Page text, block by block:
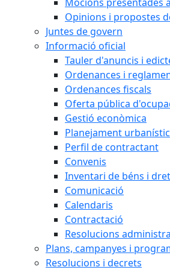
Opinions i propostes
Juntes de govern
Informació oficial
Tauler d'anuncis i
Ordenances i
Ordenances fiscals
Oferta pública
Gestió econòmica
Planejament urbanístic
Perfil de contractant
Convenis
Inventari de béns i
Comunicació
Calendaris
Contractació
Resolucions
Plans, campanyes i
Resolucions i decrets